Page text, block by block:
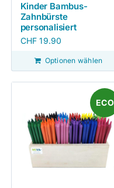
Kinder Bambus-
Zahnbürste
personalisiert
CHF 19.90
Optionen wählen
ECO